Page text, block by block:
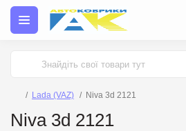
Lada (VAZ) Niva 3d 2121
Niva 3d 2121